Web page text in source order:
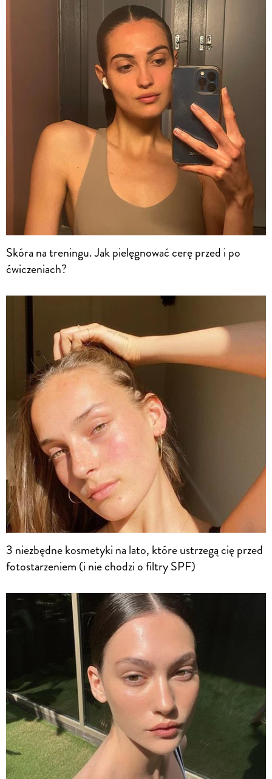
Skóra na treningu. Jak pielęgnować cerę przed i po
ćwiczeniach?
3 niezbędne kosmetyki na lato, które ustrzegą cię przed
fotostarzeniem (i nie chodzi o filtry SPF)